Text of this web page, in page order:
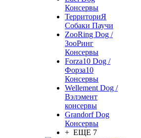
Консервы
ТерриториЯ
Собаки Паучи
ZooRing Dog /
ЗооРинг
Консервы
Forza10 Dog /
Форза10
Консервы
Wellement Dog /
Вэлэмент
консервы
Grandorf Dog
Консервы
+ ЕЩЕ 7